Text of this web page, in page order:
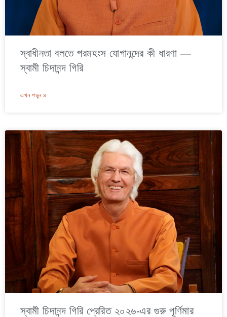
স্বাধীনতা বলতে পরমহংস যোগানন্দের কী ধারণা —
স্বামী চিদানন্দ গিরি
এখন পড়ুন »
স্বামী চিদানন্দ গিরি প্রেরিত ২০২৬-এর গুরু পূর্ণিমার